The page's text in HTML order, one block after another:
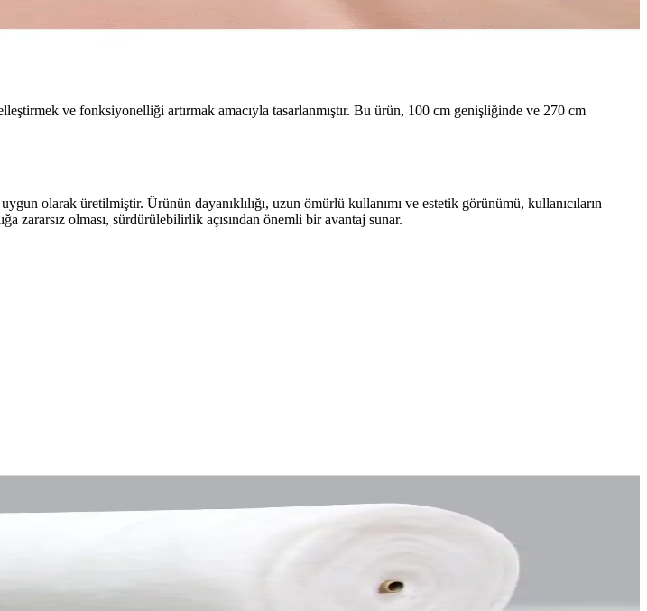
ve fonksiyonelliği artırmak amacıyla tasarlanmıştır. Bu ürün, 100 cm genişliğinde ve 270 cm
olarak üretilmiştir. Ürünün dayanıklılığı, uzun ömürlü kullanımı ve estetik görünümü, kullanıcıların
zararsız olması, sürdürülebilirlik açısından önemli bir avantaj sunar.
işlenebilir ve dayanıklıdır, yaşam alanlarınızı güzelleştirir.
Şıklık
ve şıklık sağlar. Renk ve desen seçenekleriyle dekorasyon uyumu sunar.
Yatak Takımı